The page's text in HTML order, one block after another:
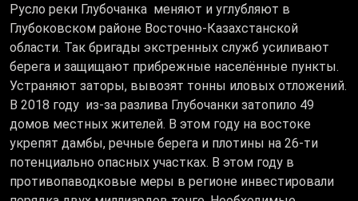
Русло реки Глубочанка меняют и углубляют в
Глубоковском районе Восточно-Казахстанской
области. Так бригады экстренных служб усиливают
берега и защищают прибрежные населённые пункты.
Устраняют заторы, вывозят тонны иловых отложений.
В 2018 году из-за разлива Глубочанки затопило 49
домов местных жителей. В этом году на востоке
укрепят дамбы, речные берега и плотины на 26-ти
потенциально опасных участках. В этом году в
противопаводковые меры в регионе инвестировали